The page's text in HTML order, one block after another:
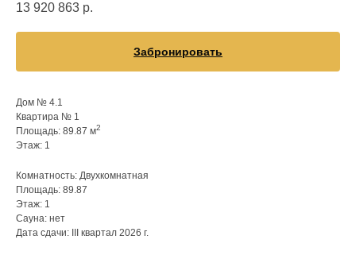
13 920 863 р.
Забронировать
Дом № 4.1
Квартира № 1
Площадь: 89.87 м2
Этаж: 1
Комнатность: Двухкомнатная
Площадь: 89.87
Этаж: 1
Сауна: нет
Дата сдачи: III квартал 2026 г.